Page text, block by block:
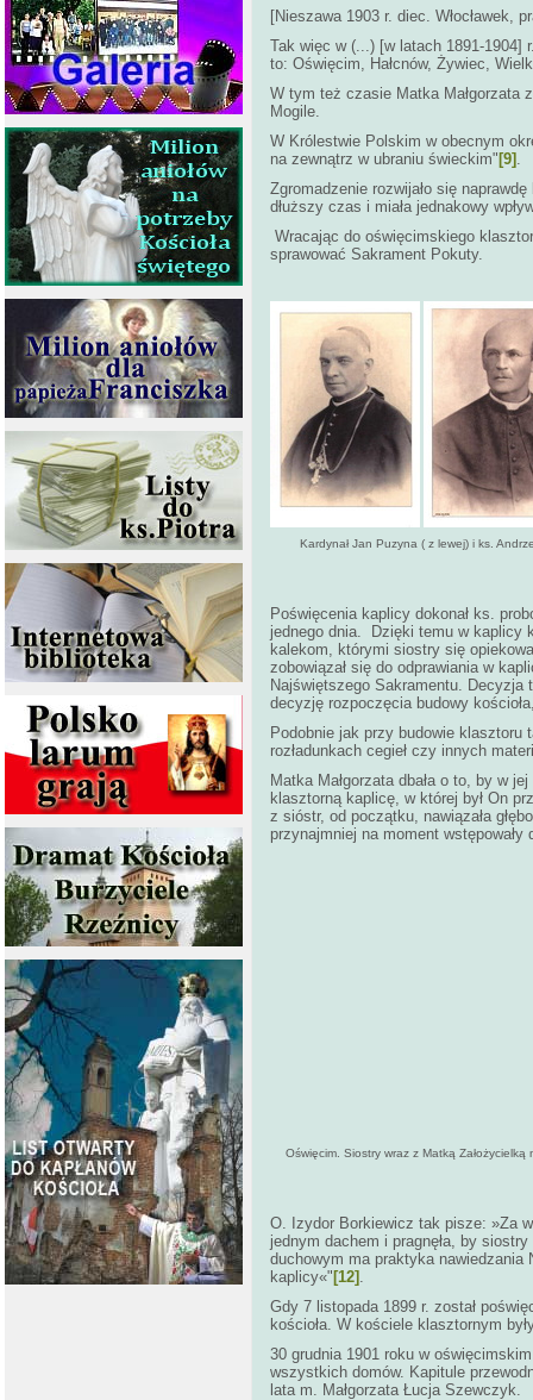
[Nieszawa 1903 r. diec. Włocławek,
Tak więc w (...) [w latach 1891-1904]
to: Oświęcim, Hałcnów, Żywiec,
W tym też czasie Matka Małgorzata
Mogile.
W Królestwie Polskim w obecnym
na zewnątrz w ubraniu świeckim" [9] .
Zgromadzenie rozwijało się
dłuższy czas i miała jednakowy
Wracając do oświęcimskiego
sprawować Sakrament Pokuty.
Kardynał Jan Puzyna ( z lewej) i ks.
Poświęcenia kaplicy dokonał ks.
jednego dnia. Dzięki temu w kaplicy
kalekom, którymi siostry się
zobowiązał się do odprawiania w
Najświętszego Sakramentu. Decyzja
decyzję rozpoczęcia budowy
Podobnie jak przy budowie klasztoru
rozładunkach cegieł czy innych
Matka Małgorzata dbała o to, by w
klasztorną kaplicę, w której był On
z sióstr, od początku, nawiązała
przynajmniej na moment
Oświęcim. Siostry wraz z Matką
O. Izydor Borkiewicz tak pisze: »Za
jednym dachem i pragnęła, by
duchowym ma praktyka nawiedzania
kaplicy«" [12] .
Gdy 7 listopada 1899 r. został
kościoła. W kościele klasztornym
30 grudnia 1901 roku w
wszystkich domów. Kapitule
lata m. Małgorzata Łucja Szewczyk.